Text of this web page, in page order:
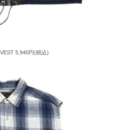
5,940円(税込)